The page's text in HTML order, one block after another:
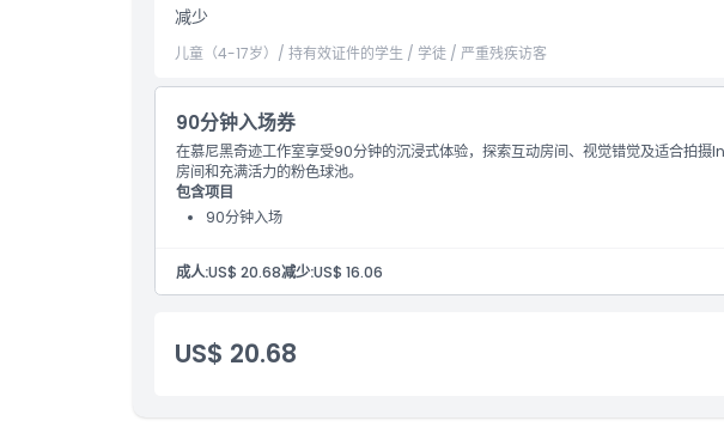
营业时间
需要了解的事项
位置
如何到达那里
减少
儿童（4-17岁）/ 持有效证件的学生 / 学徒 / 严重残疾访客
90分钟入场券
在慕尼黑奇迹工作室享受90分钟的沉浸式体验，探索互动房间、视觉错觉及适合拍
房间和充满活力的粉色球池。
包含项目
90分钟入场
成人:US$ 20.68减少:US$ 16.06
US$ 20.68